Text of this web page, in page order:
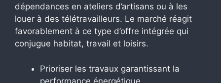
dépendances en ateliers d’artisans ou à les
louer à des télétravailleurs. Le marché réagit
favorablement à ce type d’offre intégrée qui
conjugue habitat, travail et loisirs.
Prioriser les travaux garantissant la
performance énergétique